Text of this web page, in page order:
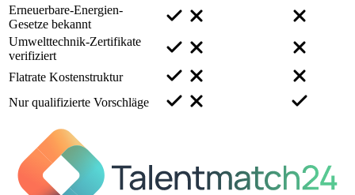
Erneuerbare-Energien-
Gesetze bekannt
Umwelttechnik-Zertifikate
verifiziert
Flatrate Kostenstruktur
Nur qualifizierte Vorschläge